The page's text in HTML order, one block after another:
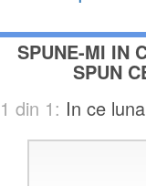
SPUNE-MI IN
SPUN
1 din 1: In ce